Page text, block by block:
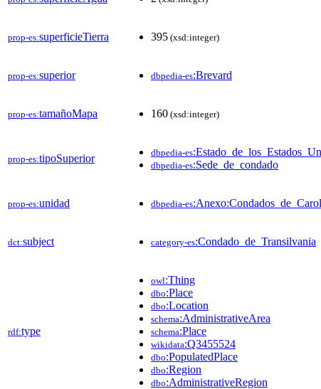
prop-es:superficieTierra 395 (xsd:integer)
prop-es:superior dbpedia-es:Brevard
prop-es:tamañoMapa 160 (xsd:integer)
prop-es:tipoSuperior dbpedia-es
dbpedia-es:Sede_de_condado
prop-es:unidad dbpedia-es
dct:subject category-es:Condado_de_Transilvania
rdf:type
owl:Thing
dbo:Place
dbo:Location
schema:AdministrativeArea
schema:Place
wikidata:Q3455524
dbo:PopulatedPlace
dbo:Region
dbo:AdministrativeRegion